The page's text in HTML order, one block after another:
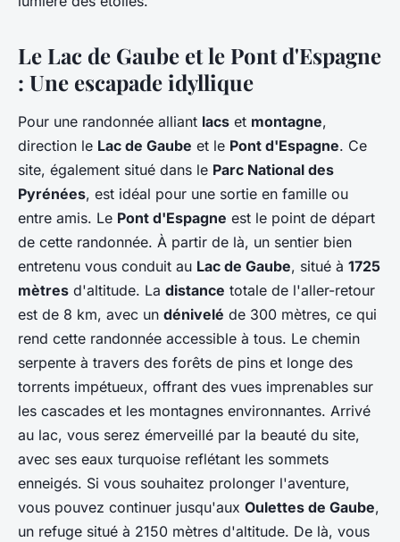
Le Lac de Gaube et le Pont d'Espagne
: Une escapade idyllique
Pour une randonnée alliant lacs et montagne,
direction le Lac de Gaube et le Pont d'Espagne. Ce
site, également situé dans le Parc National des
Pyrénées, est idéal pour une sortie en famille ou
entre amis. Le Pont d'Espagne est le point de départ
de cette randonnée. À partir de là, un sentier bien
entretenu vous conduit au Lac de Gaube, situé à 1725
mètres d'altitude. La distance totale de l'aller-retour
est de 8 km, avec un dénivelé de 300 mètres, ce qui
rend cette randonnée accessible à tous. Le chemin
serpente à travers des forêts de pins et longe des
torrents impétueux, offrant des vues imprenables sur
les cascades et les montagnes environnantes. Arrivé
au lac, vous serez émerveillé par la beauté du site,
avec ses eaux turquoise reflétant les sommets
enneigés. Si vous souhaitez prolonger l'aventure,
vous pouvez continuer jusqu'aux Oulettes de Gaube,
un refuge situé à 2150 mètres d'altitude. De là, vous